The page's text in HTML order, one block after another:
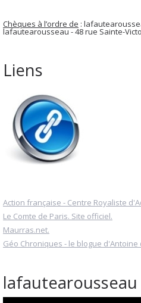
Chèques à l’ordre de :
lafautearousseau - 48 rue Sainte-
Liens
Action française - Centre Royaliste
Le Comte de Paris. Site officiel.
Maurras.net.
Géo Chroniques - le blogue d'Antoine